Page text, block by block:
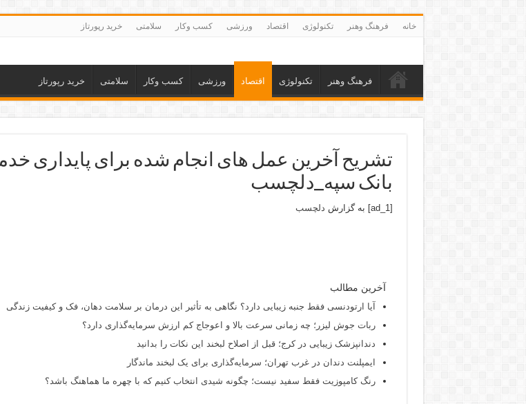
خانه فرهنگ وهنر تکنولوژی اقتصاد ورزشی کسب وکار سلامتی خرید رپورتاز
فرهنگ وهنر تکنولوژی اقتصاد ورزشی کسب وکار سلامتی خرید رپورتاز
تشریح آخرین عمل های انجام شده برای پایداری
بانک سپه_دلچسب
[ad_1] به گزارش دلچسب
آخرین مطالب
آیا ارتودنسی فقط جنبه زیبایی دارد؟ نگاهی به تأثیر این درمان بر سلامت دهان، فک و کیفیت زندگی
ربات جوش لیزر؛ چه زمانی سرعت بالا و اعوجاج کم ارزش سرمایه‌گذاری دارد؟
دندانپزشک زیبایی در کرج؛ قبل از اصلاح لبخند این نکات را بدانید
ایمپلنت دندان در غرب تهران؛ سرمایه‌گذاری برای یک لبخند ماندگار
رنگ کامپوزیت فقط سفید نیست؛ چگونه شیدی انتخاب کنیم که با چهره ما هماهنگ باشد؟